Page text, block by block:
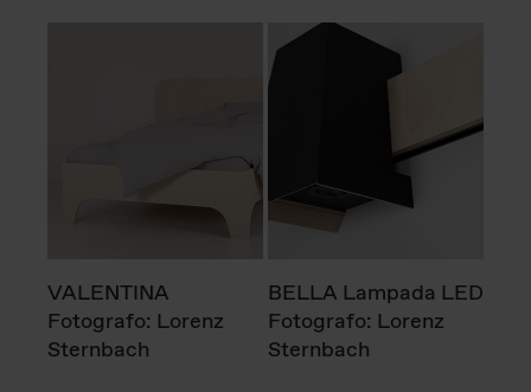
VALENTINA
Fotografo: Lorenz
Sternbach
BELLA Lampada LED
Fotografo: Lorenz
Sternbach